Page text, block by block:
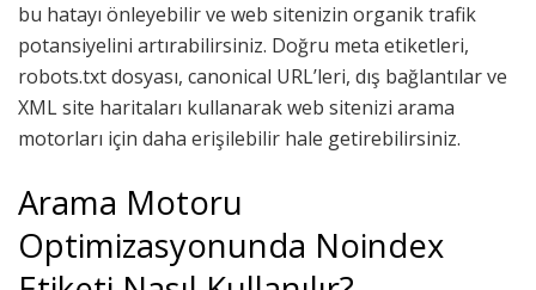
bu hatayı önleyebilir ve web sitenizin organik trafik
potansiyelini artırabilirsiniz. Doğru meta etiketleri,
robots.txt dosyası, canonical URL’leri, dış bağlantılar ve
XML site haritaları kullanarak web sitenizi arama
motorları için daha erişilebilir hale getirebilirsiniz.
Arama Motoru
Optimizasyonunda Noindex